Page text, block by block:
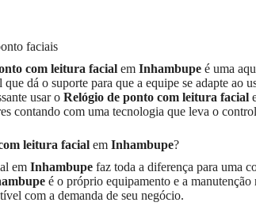
faciais
com leitura facial em Inhambupe é uma
dá o suporte para que a equipe se adapte ao
usar o Relógio de ponto com leitura facial
contando com uma tecnologia que leva o
leitura facial em Inhambupe?
em Inhambupe faz toda a diferença para uma
é o próprio equipamento e a
com a demanda de seu negócio.